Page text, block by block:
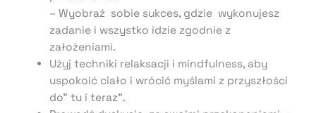
– Wyobraź sobie sukces, gdzie wykonujesz
zadanie i wszystko idzie zgodnie z
założeniami.
Użyj techniki relaksacji i mindfulness, aby
uspokoić ciało i wrócić myślami z przyszłości
do” tu i teraz”.